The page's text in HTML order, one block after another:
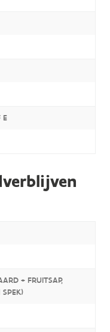
E
+ FRUITSAP,
SPEK)